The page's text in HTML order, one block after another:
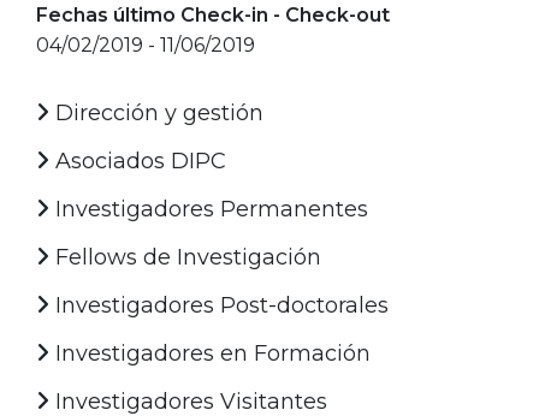
Fechas último Check-in - Check-out
04/02/2019 - 11/06/2019
Dirección y gestión
Asociados DIPC
Investigadores Permanentes
Fellows de Investigación
Investigadores Post-doctorales
Investigadores en Formación
Investigadores Visitantes